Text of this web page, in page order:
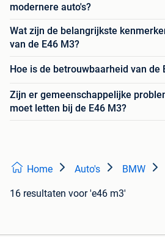
modernere auto's?
Wat zijn de belangrijkste
van de E46 M3?
Hoe is de betrouwbaarheid van de
Zijn er gemeenschappelijke
moet letten bij de E46 M3?
Home Auto's BMW
16 resultaten voor 'e46 m3'